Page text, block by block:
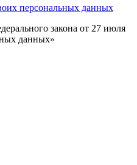
персональных данных
закона от 27 июля
данных»